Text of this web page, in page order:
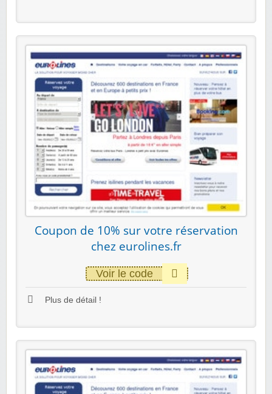
Coupon de 10% sur votre réservation
chez eurolines.fr
Voir le code
Plus de détail !